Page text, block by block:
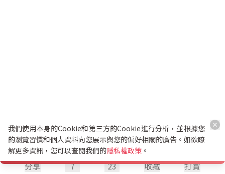
分享 7 23 收藏 打賞
我們使用本身的Cookie和第三方的Cookie進行分析，並根據您
的瀏覽習慣和個人資料向您展示與您的偏好相關的廣告。如欲瞭
解更多資訊，您可以查閱我們的隱私權政策 。